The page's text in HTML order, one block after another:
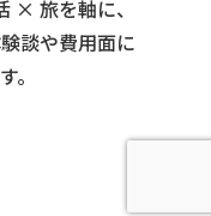
× 旅を軸に、
談や費用面に
。